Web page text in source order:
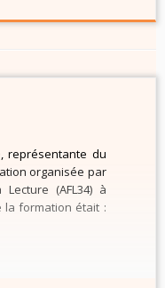
représentante du
organisée par
(AFL34) à
la formation était :